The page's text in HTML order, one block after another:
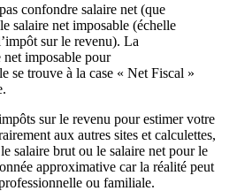
confondre salaire net (que
salaire net imposable (échelle
sur le revenu). La
net imposable pour
se trouve à la case « Net Fiscal »
sur le revenu pour estimer votre
aux autres sites et calculettes,
salaire brut ou le salaire net pour le
approximative car la réalité peut
ou familiale.